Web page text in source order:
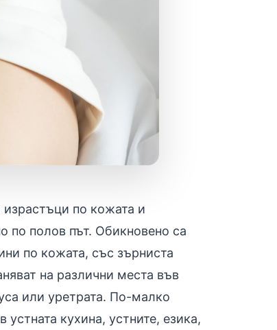
израстъци по кожата и
по полов път. Обикновено са
по кожата, със зърниста
на различни места във
или уретрата. По-малко
кухина, устните, езика,